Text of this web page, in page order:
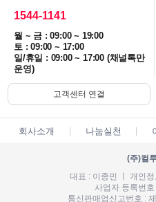
1544-1141
월 ~ 금 : 09:00 ~ 19:00
토 : 09:00 ~ 17:00
일/휴일 : 09:00 ~ 17:00 (채널톡만
운영)
고객센터 연결
회사소개 나눔실천
(주)컬
대표 : 이종민 ㅣ 개인
사업자 등록번
통신판매업신고번호 :